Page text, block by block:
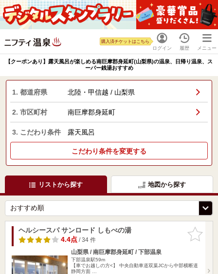
ログイン
購入済チケットはこちら
履歴 メニュー
【クーポンあり】露天風呂が楽しめる南巨摩郡身延町(山梨県)の温泉、日帰り温泉、ス
ーパー銭湯おすすめ
1. 都道府県 北陸・甲信越 / 山梨県
2. 市区町村 南巨摩郡身延町
3. こだわり条件 露天風呂
こだわり条件を変更する
リストから探す 地図から探す
お気に入
りに追加
ヘルシースパ サンロード しもべの湯
4.4点/ 34 件
山梨県 / 南巨摩郡身延町 / 下部温泉
下部温泉駅59m
【車でお越しの方<】 中央自動車道双葉JCから中部横断道
静岡方面 …